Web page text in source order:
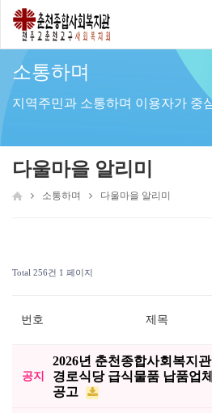
소통하며
지역주민과 소통하며 이용자가 중
다울마을 알리미
소통하며 다울마을 알리미
Total 256건 1 페이지
번호 제목
공지
2026년 춘천종합사회복지관
경로식당 급식물품 납품업
공고